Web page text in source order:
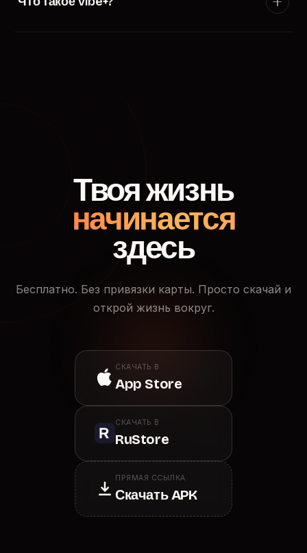
Твоя жизнь
начинается
здесь
Бесплатно. Без привязки карты. Просто скачай и
открой жизнь вокруг.
СКАЧАТЬ В
App Store
СКАЧАТЬ В
RuStore
ПРЯМАЯ ССЫЛКА
Скачать APK